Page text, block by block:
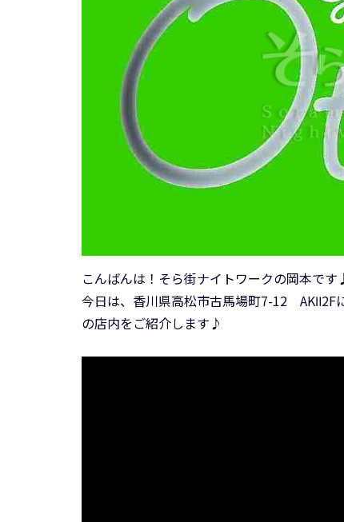
こんばんは！そら街ナイトワークの岡本です
今日は、香川県高松市古馬場町7-12
の店内をご紹介します♪